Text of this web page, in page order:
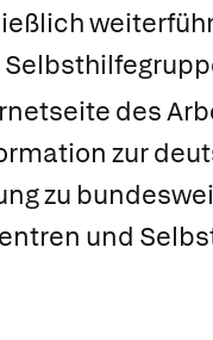
des
zur
zu
und